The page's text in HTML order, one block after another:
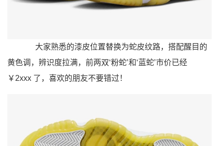
大家熟悉的漆皮位置替换为蛇皮纹路，搭配醒目的
黄色调，辨识度拉满，前两双‘粉蛇’和‘蓝蛇’市价已经
￥2xxx 了，喜欢的朋友不要错过！